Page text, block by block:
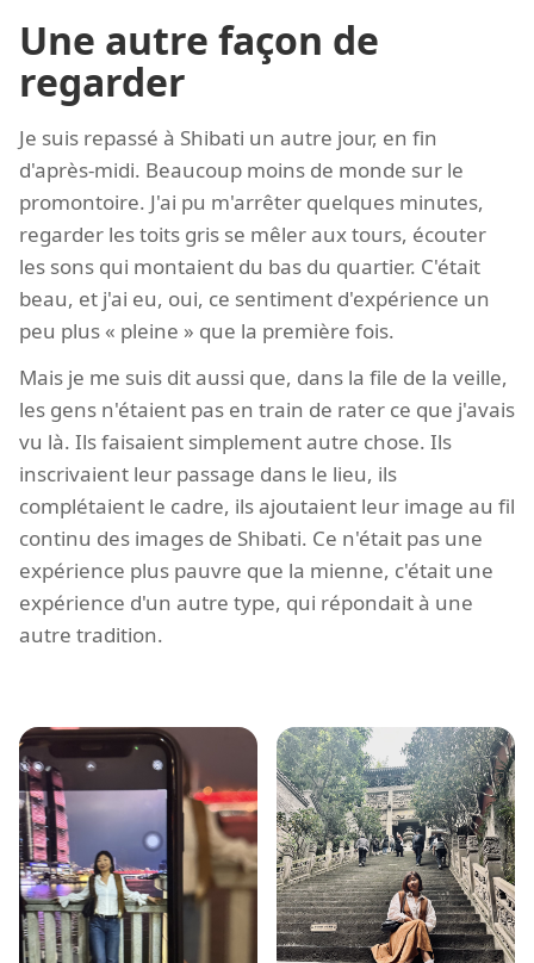
Une autre façon de
regarder
Je suis repassé à Shibati un autre jour, en fin
d'après-midi. Beaucoup moins de monde sur le
promontoire. J'ai pu m'arrêter quelques minutes,
regarder les toits gris se mêler aux tours, écouter
les sons qui montaient du bas du quartier. C'était
beau, et j'ai eu, oui, ce sentiment d'expérience un
peu plus « pleine » que la première fois.
Mais je me suis dit aussi que, dans la file de la veille,
les gens n'étaient pas en train de rater ce que j'avais
vu là. Ils faisaient simplement autre chose. Ils
inscrivaient leur passage dans le lieu, ils
complétaient le cadre, ils ajoutaient leur image au fil
continu des images de Shibati. Ce n'était pas une
expérience plus pauvre que la mienne, c'était une
expérience d'un autre type, qui répondait à une
autre tradition.